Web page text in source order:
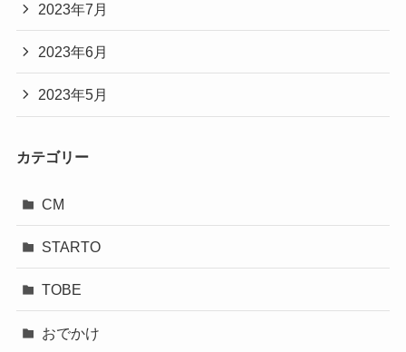
2023年7月
2023年6月
2023年5月
カテゴリー
CM
STARTO
TOBE
おでかけ